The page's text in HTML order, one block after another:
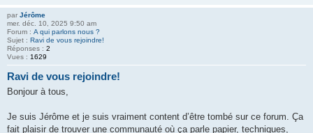
par Jérôme
mer. déc. 10, 2025 9:50 am
Forum : A qui parlons nous ?
Sujet : Ravi de vous rejoindre!
Réponses : 2
Vues : 1629
Ravi de vous rejoindre!
Bonjour à tous,
Je suis Jérôme et je suis vraiment content d’être tombé sur ce forum. Ça
fait plaisir de trouver une communauté où ça parle papier, techniques,